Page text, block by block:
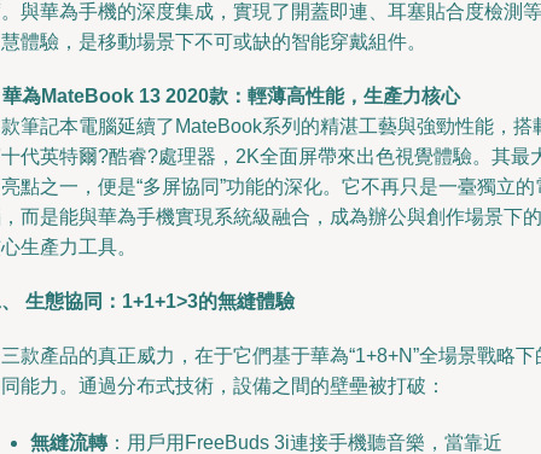
與華為手機的深度集成，實現了開蓋即連、耳塞貼合度檢測等
體驗，是移動場景下不可或缺的智能穿戴組件。
華為MateBook 13 2020款：輕薄高性能，生產力核心
筆記本電腦延續了MateBook系列的精湛工藝與強勁性能，搭
代英特爾?酷睿?處理器，2K全面屏帶來出色視覺體驗。其最
點之一，便是“多屏協同”功能的深化。它不再只是一臺獨立的
而是能與華為手機實現系統級融合，成為辦公與創作場景下的
生產力工具。
生態協同：1+1+1>3的無縫體驗
款產品的真正威力，在于它們基于華為“1+8+N”全場景戰略下
能力。通過分布式技術，設備之間的壁壘被打破：
無縫流轉：用戶用FreeBuds 3i連接手機聽音樂，當靠近